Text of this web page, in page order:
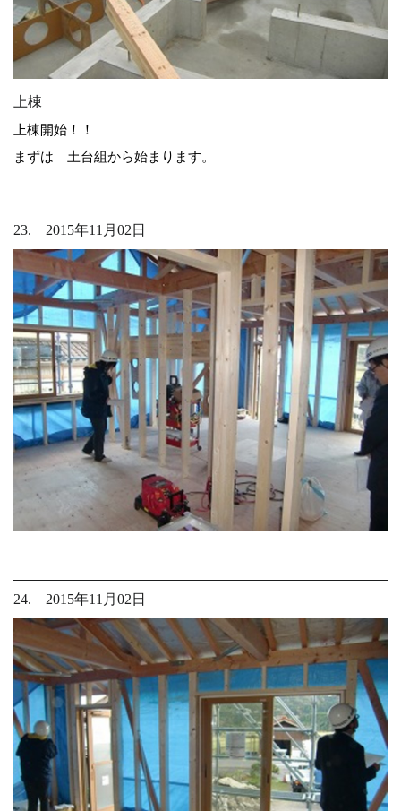
上棟
上棟開始！！
まずは 土台組から始まります。
23. 2015年11月02日
24. 2015年11月02日